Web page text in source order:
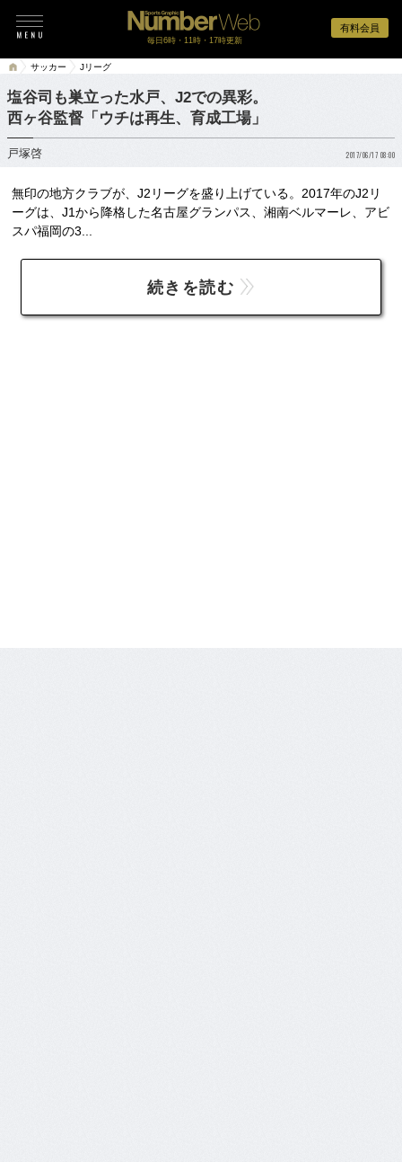
有料会員
毎日6時・11時・17時更新
サッカー Jリーグ
塩谷司も巣立った水戸、J2での異彩。
西ヶ谷監督「ウチは再生、育成工場」
戸塚啓 2017/06/17 08:00
無印の地方クラブが、J2リーグを盛り上げている。2017年のJ2リ
ーグは、J1から降格した名古屋グランパス、湘南ベルマーレ、アビ
スパ福岡の3...
続きを読む